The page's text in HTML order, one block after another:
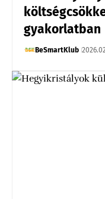
gyakorlatban
BeSmartKlub